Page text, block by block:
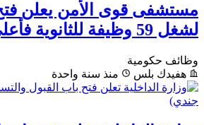
مستشفى قوى الأمن يعلن
لشغل 59 وظيفة للثانوية فأعلى
وظائف حكومية
هفيدك بلس
منذ سنة واحدة